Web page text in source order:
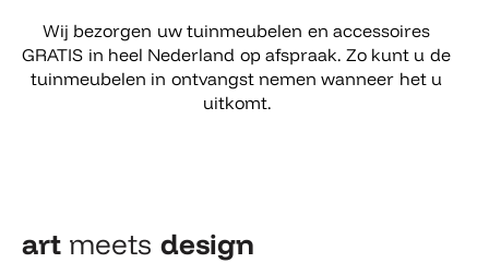
Wij bezorgen uw tuinmeubelen en accessoires
GRATIS in heel Nederland op afspraak. Zo kunt u de
tuinmeubelen in ontvangst nemen wanneer het u
uitkomt.
art meets design​